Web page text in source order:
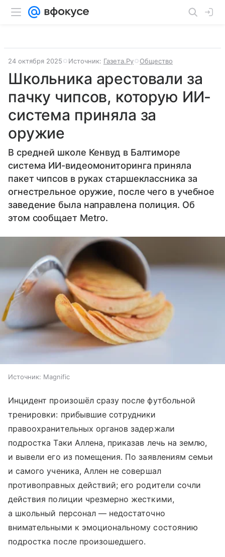
24 октября 2025 Источник: Газета.Ру Общество
Школьника арестовали за
пачку чипсов, которую ИИ-
система приняла за
оружие
В средней школе Кенвуд в Балтиморе
система ИИ-видеомониторинга приняла
пакет чипсов в руках старшеклассника за
огнестрельное оружие, после чего в учебное
заведение была направлена полиция. Об
этом сообщает Metro.
Источник: Magnific
Инцидент произошёл сразу после футбольной
тренировки: прибывшие сотрудники
правоохранительных органов задержали
подростка Таки Аллена, приказав лечь на землю,
и вывели его из помещения. По заявлениям семьи
и самого ученика, Аллен не совершал
противоправных действий; его родители сочли
действия полиции чрезмерно жесткими,
а школьный персонал — недостаточно
внимательными к эмоциональному состоянию
подростка после произошедшего.